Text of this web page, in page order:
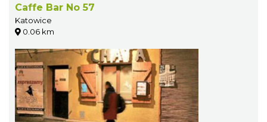
Caffe Bar No 57
Katowice
0.06 km